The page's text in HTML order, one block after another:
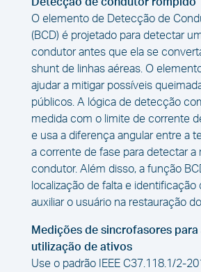
O elemento de Detecção de
(BCD) é projetado para detectar
condutor antes que ela se
shunt de linhas aéreas. O
ajudar a mitigar possíveis
públicos. A lógica de detecção
medida com o limite de corrente
e usa a diferença angular entre a
a corrente de fase para detectar a
condutor. Além disso, a função
localização de falta e identificação
auxiliar o usuário na restauração
Medições de sincrofasores para
utilização de ativos
Use o padrão IEEE C37.118.1/2-